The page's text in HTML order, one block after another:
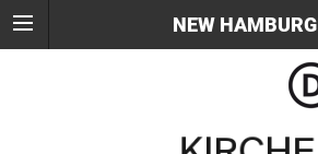
NEW HAMBURG